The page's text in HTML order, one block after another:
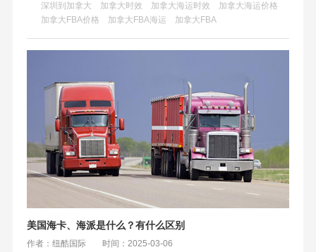
选整柜+快船；冬季提前备货，优选双清包税服务商，对比隐
性费用。
深圳到加拿大
加拿大时效 加拿大海运时效
加拿大海运价格
加拿大FBA价格
加拿大FBA海运 加拿大FBA
美国海卡、海派是什么？有什么区别
作者：纽酷国际 时间：2025-03-06